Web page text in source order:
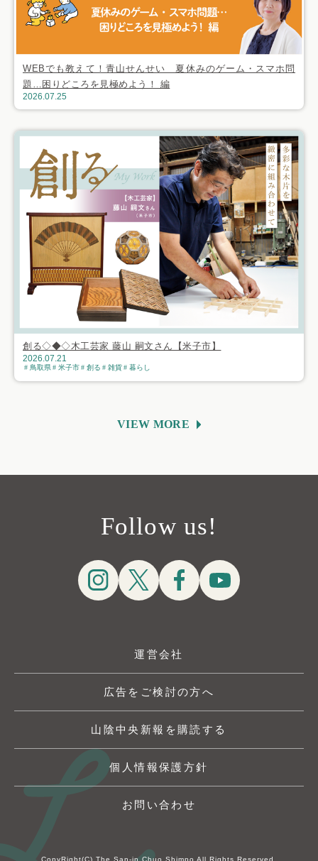
WEBでも教えて！青山せんせい 夏休みのゲーム・スマホ問
題…困りどころを見極めよう！ 編
2026.07.25
創る◇◆◇木工芸家 藤山 嗣文さん【米子市】
2026.07.21
鳥取県 米子市 創る 雑貨 暮らし
VIEW MORE
Follow us!
運営会社
広告をご検討の方へ
山陰中央新報を購読する
個人情報保護方針
お問い合わせ
CopyRight(C) The San-in Chuo Shimpo All Rights Reserved.